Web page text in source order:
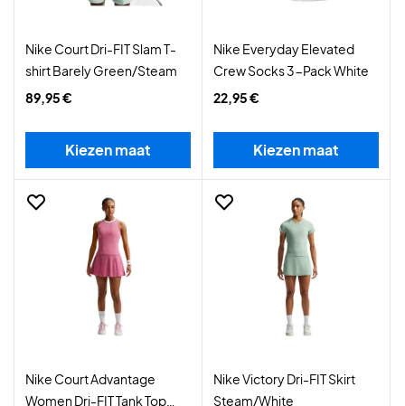
Nike Court Dri-FIT Slam T-
shirt Barely Green/Steam
89,95 €
Kiezen maat
Nike Everyday Elevated
Crew Socks 3-Pack White
22,95 €
Kiezen maat
Nike Court Advantage
Women Dri-FIT Tank Top
Nike Victory Dri-FIT Skirt
Steam/White